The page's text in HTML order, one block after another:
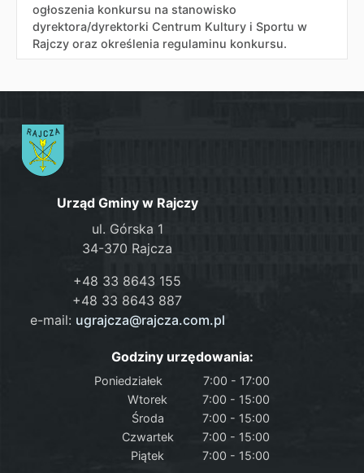
ogłoszenia konkursu na stanowisko
dyrektora/dyrektorki Centrum Kultury i Sportu w
Rajczy oraz określenia regulaminu konkursu.
Urząd Gminy w Rajczy
ul. Górska 1
34-370 Rajcza
+48 33 8643 155
+48 33 8643 887
e-mail: ugrajcza@rajcza.com.pl
Godziny urzędowania:
Poniedziałek
7:00 - 17:00
Wtorek
7:00 - 15:00
Środa
7:00 - 15:00
Czwartek
7:00 - 15:00
Piątek
7:00 - 15:00